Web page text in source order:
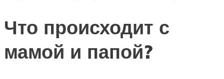
Что происходит с
мамой и папой?